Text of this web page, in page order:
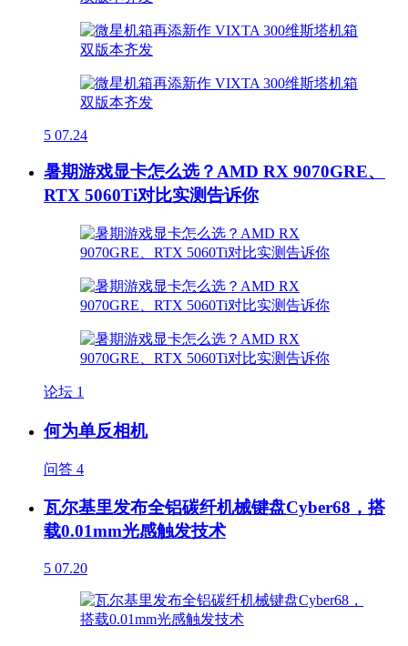
5 07.24
暑期游戏显卡怎么选？AMD RX 9070GRE、
RTX 5060Ti对比实测告诉你
论坛 1
何为单反相机
问答 4
瓦尔基里发布全铝碳纤机械键盘Cyber68，搭
载0.01mm光感触发技术
5 07.20